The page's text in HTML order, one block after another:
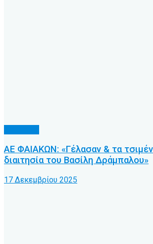
ΑΕ ΦΑΙΑΚΩΝ: «Γέλασαν & τα
διαιτησία του Βασίλη Δράμπαλου»
17 Δεκεμβρίου 2025